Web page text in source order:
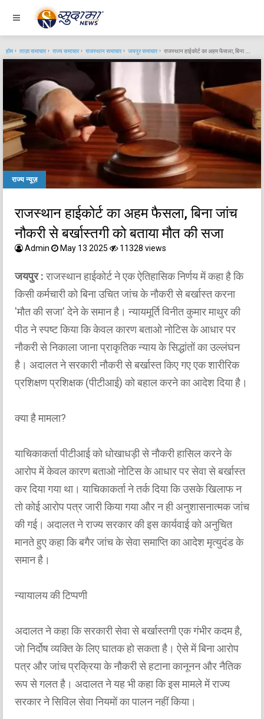
होम ताज़ा समाचार राज्य समाचार राजस्थान समाचार जयपुर समाचार राजस्थान हाईकोर्ट का अहम फैसला, बिना जांच नौकरी से बर्खास्तगी को बताया मौत की सजा
राज्य न्यूज़
राजस्थान हाईकोर्ट का अहम फैसला, बिना जांच
नौकरी से बर्खास्तगी को बताया मौत की सजा
Admin May 13 2025 11328 views
जयपुर :राजस्थान हाईकोर्ट ने एक ऐतिहासिक निर्णय में कहा है कि
किसी कर्मचारी को बिना उचित जांच के नौकरी से बर्खास्त करना
'मौत की सजा' देने के समान है। न्यायमूर्ति विनीत कुमार माथुर की
पीठ ने स्पष्ट किया कि केवल कारण बताओ नोटिस के आधार पर
नौकरी से निकाला जाना प्राकृतिक न्याय के सिद्धांतों का उल्लंघन
है। अदालत ने सरकारी नौकरी से बर्खास्त किए गए एक शारीरिक
प्रशिक्षण प्रशिक्षक (पीटीआई) को बहाल करने का आदेश दिया है।
क्या है मामला?
याचिकाकर्ता पीटीआई को धोखाधड़ी से नौकरी हासिल करने के
आरोप में केवल कारण बताओ नोटिस के आधार पर सेवा से बर्खास्त
कर दिया गया था। याचिकाकर्ता ने तर्क दिया कि उसके खिलाफ न
तो कोई आरोप पत्र जारी किया गया और न ही अनुशासनात्मक जांच
की गई। अदालत ने राज्य सरकार की इस कार्यवाई को अनुचित
मानते हुए कहा कि बगैर जांच के सेवा समाप्ति का आदेश मृत्युदंड के
समान है।
न्यायालय की टिप्पणी
अदालत ने कहा कि सरकारी सेवा से बर्खास्तगी एक गंभीर कदम है,
जो निर्दोष व्यक्ति के लिए घातक हो सकता है। ऐसे में बिना आरोप
पत्र और जांच प्रक्रिया के नौकरी से हटाना कानूनन और नैतिक
रूप से गलत है। अदालत ने यह भी कहा कि इस मामले में राज्य
सरकार ने सिविल सेवा नियमों का पालन नहीं किया।